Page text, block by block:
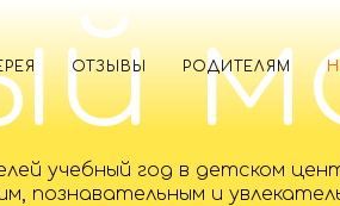
ОТЗЫВЫ РОДИТЕЛЯМ
учебный год в детском
познавательным и